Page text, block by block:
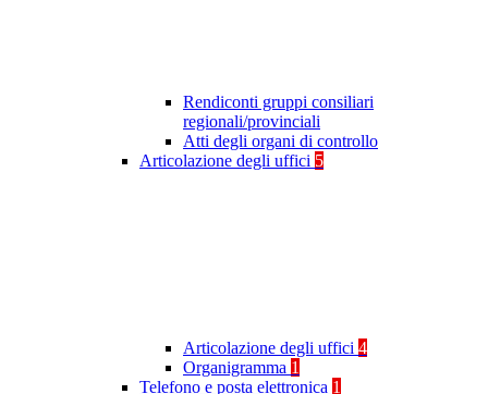
Rendiconti gruppi consiliari
regionali/provinciali
Atti degli organi di controllo
Articolazione degli uffici 5
Articolazione degli uffici 4
Organigramma 1
Telefono e posta elettronica 1